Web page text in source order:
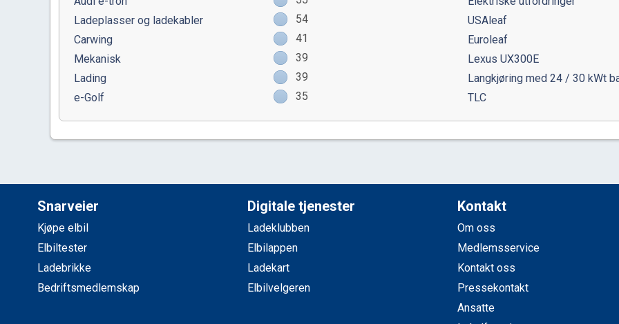
Ladeplasser og ladekabler
54
Carwing
41
Mekanisk
39
Lading
39
e-Golf
35
USAleaf
Euroleaf
Lexus UX300E
Langkjøring med 24 / 30 kWt
TLC
Snarveier
Kjøpe elbil
Elbiltester
Ladebrikke
Bedriftsmedlemskap
Digitale tjenester
Ladeklubben
Elbilappen
Ladekart
Elbilvelgeren
Kontakt
Om oss
Medlemsservice
Kontakt oss
Pressekontakt
Ansatte